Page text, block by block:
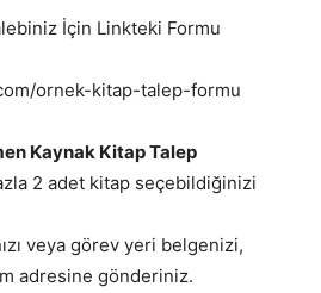
İçin Linkteki Formu
ornek-kitap-talep-formu
Kaynak Kitap Talep
2 adet kitap seçebildiğinizi
veya görev yeri belgenizi,
adresine gönderiniz.